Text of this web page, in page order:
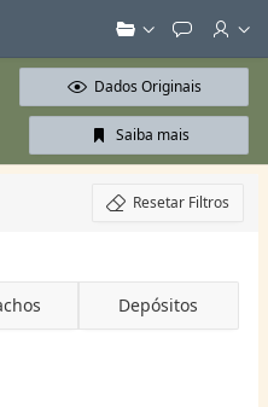
Dados Originais
Saiba mais
Resetar Filtros
Depósitos